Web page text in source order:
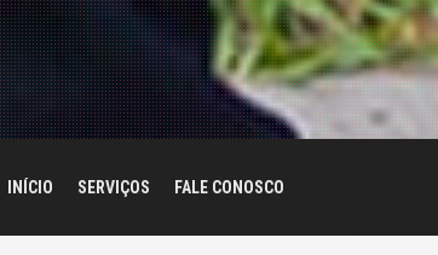
INÍCIO SERVIÇOS FALE CONOSCO